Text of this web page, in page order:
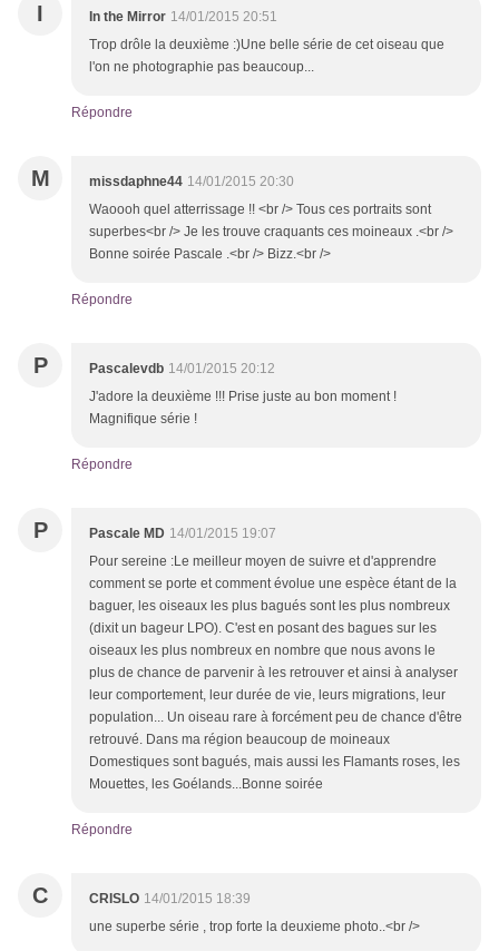
I In the Mirror 14/01/2015 20:51
Trop drôle la deuxième :)Une belle série de cet oiseau que
l'on ne photographie pas beaucoup...
Répondre
M missdaphne44 14/01/2015 20:30
Waoooh quel atterrissage !! <br /> Tous ces portraits sont
superbes<br /> Je les trouve craquants ces moineaux .<br />
Bonne soirée Pascale .<br /> Bizz.<br />
Répondre
P Pascalevdb 14/01/2015 20:12
J'adore la deuxième !!! Prise juste au bon moment !
Magnifique série !
Répondre
P Pascale MD 14/01/2015 19:07
Pour sereine :Le meilleur moyen de suivre et d'apprendre
comment se porte et comment évolue une espèce étant de la
baguer, les oiseaux les plus bagués sont les plus nombreux
(dixit un bageur LPO). C'est en posant des bagues sur les
oiseaux les plus nombreux en nombre que nous avons le
plus de chance de parvenir à les retrouver et ainsi à analyser
leur comportement, leur durée de vie, leurs migrations, leur
population... Un oiseau rare à forcément peu de chance d'être
retrouvé. Dans ma région beaucoup de moineaux
Domestiques sont bagués, mais aussi les Flamants roses, les
Mouettes, les Goélands...Bonne soirée
Répondre
C CRISLO 14/01/2015 18:39
une superbe série , trop forte la deuxieme photo..<br />